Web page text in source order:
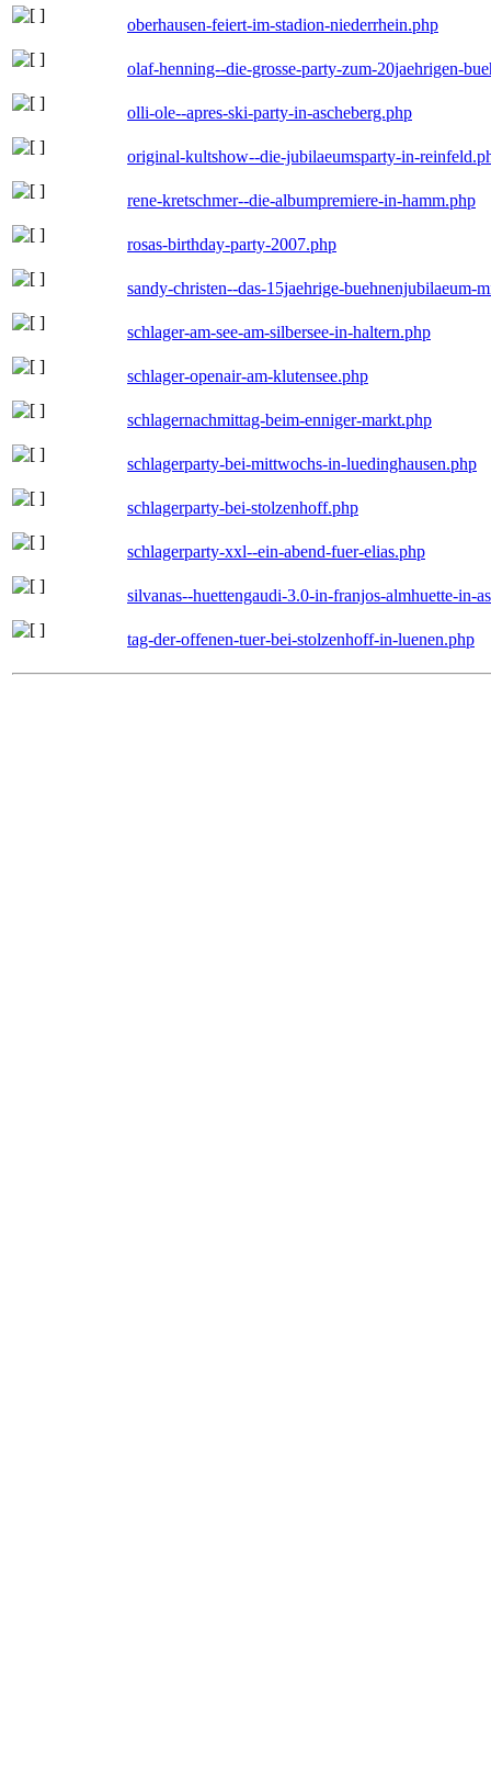
oberhausen-feiert-im-stadion-niederrhein.php
olaf-henning--die-grosse-party-zum-20jaehrigen-
olli-ole--apres-ski-party-in-ascheberg.php
original-kultshow--die-jubilaeumsparty-in-
rene-kretschmer--die-albumpremiere-in-hamm.php
rosas-birthday-party-2007.php
sandy-christen--das-15jaehrige-buehnenjubilaeum-
schlager-am-see-am-silbersee-in-haltern.php
schlager-openair-am-klutensee.php
schlagernachmittag-beim-enniger-markt.php
schlagerparty-bei-mittwochs-in-luedinghausen.php
schlagerparty-bei-stolzenhoff.php
schlagerparty-xxl--ein-abend-fuer-elias.php
silvanas--huettengaudi-3.0-in-franjos-almhuette-in-
tag-der-offenen-tuer-bei-stolzenhoff-in-luenen.php